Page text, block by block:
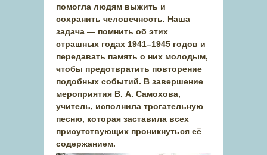
помогла людям выжить и
сохранить человечность. Наша
задача — помнить об этих
страшных годах 1941–1945 годов и
передавать память о них молодым,
чтобы предотвратить повторение
подобных событий. В завершение
мероприятия В. А. Самохова,
учитель, исполнила трогательную
песню, которая заставила всех
присутствующих проникнуться её
содержанием.